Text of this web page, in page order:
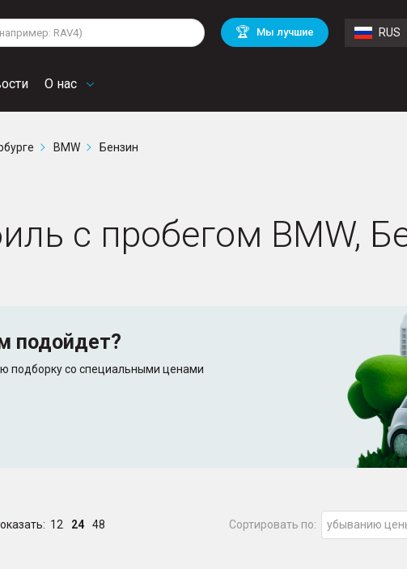
🏆 Мы лучшие RUS
О нас
Volkswagen
Mitsubishi BMW
Audi
Chevrolet Mercedes Benz
BMW Бензин
с пробегом BMW,
подойдет?
подборку со специальными ценами
12 24 48 Сортировать по: убыванию